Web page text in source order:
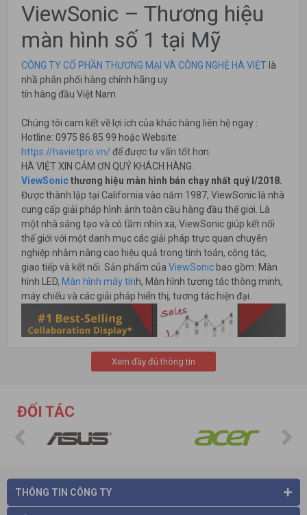
ViewSonic – Thương hiệu
màn hình số 1 tại Mỹ
CÔNG TY CỔ PHẦN THƯƠNG MẠI VÀ CÔNG NGHỆ HÀ VIỆT là
nhầ phân phối hàng chính hãng uy
tín hàng đầu Việt Nam.
Chúng tôi cam kết về lợi ích của khác hàng liên hệ ngay :
Hotline: 0975 86 85 99 hoặc Website:
https://havietpro.vn/ để được tư vấn tốt hơn.
HÀ VIỆT XIN CẢM ƠN QUÝ KHÁCH HÀNG.
ViewSonicthương hiệu màn hình bán chạy nhất quý I/2018.
Được thành lập tại California vào năm 1987, ViewSonic là nhà
cung cấp giải pháp hình ảnh toàn cầu hàng đầu thế giới. Là
một nhà sáng tạo và có tầm nhìn xa, ViewSonic giúp kết nối
thế giới với một danh mục các giải pháp trực quan chuyên
nghiệp nhằm nâng cao hiệu quả trong tính toán, cộng tác,
giao tiếp và kết nối. Sản phẩm của ViewSonic bao gồm: Màn
hình LED, Màn hình máy tính, Màn hình tương tác thông minh,
máy chiếu và các giải pháp hiển thị, tương tác hiện đại.
Đặc biệt, màn hình tương tác thông minh 65Inch (ViewSonic
mắt tiến tiến nhất Bluelight Filter & Flicker Free) là Model
Mỹ. Ông Al Giazzon – Phó chủ tịch phụ trách trách Marketing
nghiệp, tích hợp các màn hình tương tác để tăng cường sự
sáng tạo, cộng tác, bảo mật và truyền thông”.
CÔNG TY CỔ PHẦN THƯƠNG MẠI VÀ CÔNG NGHỆ HÀ VIỆTlà
Xem đầy đủ thông tin
ĐỐI TÁC
THÔNG TIN CÔNG TY